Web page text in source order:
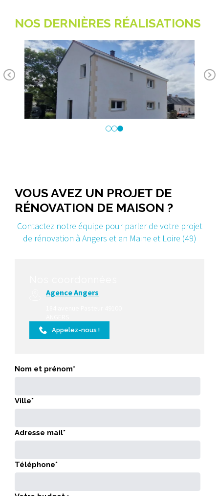
NOS DERNIÈRES RÉALISATIONS
VOUS AVEZ UN PROJET DE
RÉNOVATION DE MAISON ?
Contactez notre équipe pour parler de votre projet
de rénovation à Angers et en Maine et Loire (49)
Agence Angers
Appelez-nous !
Nom et prénom*
Ville*
Adresse mail*
Téléphone*